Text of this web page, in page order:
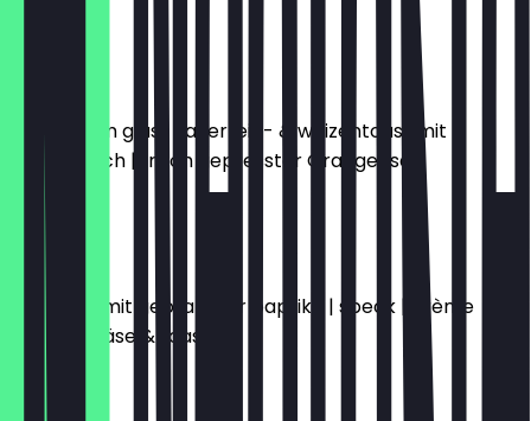
zwei eier im glas | sauerteig- & weizentoast mit
schnittlauch | frisch gepresster Orangensaft
13,50 €
omelette mit gebratener paprika | speck | crème
fraîche | käse & toast